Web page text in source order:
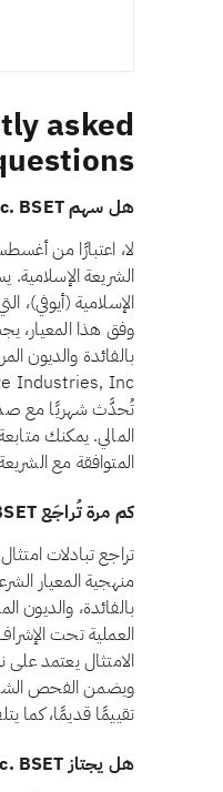
asked
هل سهم Bassett Furniture Industries, Inc. BSET حلال للاستثمار؟
الشريعة
تُحدَّث شهريًا مع صدور
المتوافقة مع
كم مرة تُراجَع Bassett Furniture Industries, Inc. BSET للتحقق من الامتثال الشرعي؟
بالفائدة، والديون
العملية تحت
الامتثال يعتمد
تقييمًا قديمًا، كما
هل يجتاز Bassett Furniture Industries, Inc. BSET معيار الدخل غير المباح وفق أيوفي؟